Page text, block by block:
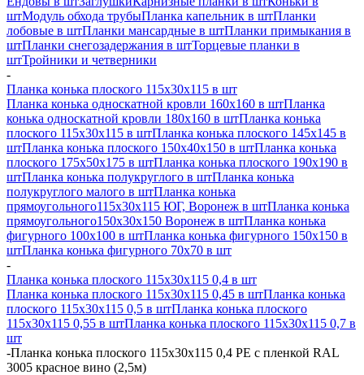
штМодуль обхода трубыПланка капельник в штПланки
лобовые в штПланки мансардные в штПланки примыкания в
штПланки снегозадержания в штТорцевые планки в
штТройники и четверники
-
Планка конька плоского 115х30х115 в шт
Планка конька односкатной кровли 160х160 в штПланка
конька односкатной кровли 180х160 в штПланка конька
плоского 115х30х115 в штПланка конька плоского 145х145 в
штПланка конька плоского 150х40х150 в штПланка конька
плоского 175х50х175 в штПланка конька плоского 190х190 в
штПланка конька полукруглого в штПланка конька
полукруглого малого в штПланка конька
прямоугольного115х30х115 ЮГ, Воронеж в штПланка конька
прямоугольного150х30х150 Воронеж в штПланка конька
фигурного 100x100 в штПланка конька фигурного 150x150 в
штПланка конька фигурного 70x70 в шт
-
Планка конька плоского 115х30х115 0,4 в шт
Планка конька плоского 115х30х115 0,45 в штПланка конька
плоского 115х30х115 0,5 в штПланка конька плоского
115х30х115 0,55 в штПланка конька плоского 115х30х115 0,7 в
шт
-Планка конька плоского 115х30х115 0,4 PE с пленкой RAL
3005 красное вино (2,5м)